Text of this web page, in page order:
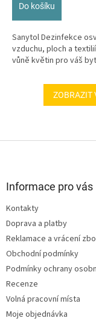
Do košíku
Sanytol Dezinfekce
vzduchu, ploch a
vůně květin pro váš
ZOBRAZIT
Informace pro vás
Kontakty
Doprava a platby
Reklamace a vrácení
Obchodní podmínky
Podmínky ochrany
Recenze
Volná pracovní místa
Moje objednávka